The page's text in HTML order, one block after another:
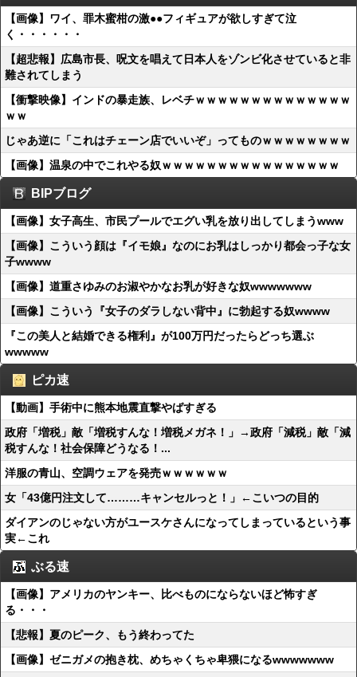
【画像】ワイ、罪木蜜柑の激●●フィギュアが欲しすぎて泣
く・・・・・・
【超悲報】広島市長、呪文を唱えて日本人をゾンビ化させていると非
難されてしまう
【衝撃映像】インドの暴走族、レベチｗｗｗｗｗｗｗｗｗｗｗｗｗｗ
ｗｗ
じゃあ逆に「これはチェーン店でいいぞ」ってものｗｗｗｗｗｗｗｗ
【画像】温泉の中でこれやる奴ｗｗｗｗｗｗｗｗｗｗｗｗｗｗｗｗ
BIPブログ
【画像】女子高生、市民プールでエグい乳を放り出してしまうwww
【画像】こういう顔は『イモ娘』なのにお乳はしっかり都会っ子な女
子wwww
【画像】道重さゆみのお淑やかなお乳が好きな奴wwwwwww
【画像】こういう『女子のダラしない背中』に勃起する奴wwww
『この美人と結婚できる権利』が100万円だったらどっち選ぶ
wwwww
ピカ速
【動画】手術中に熊本地震直撃やばすぎる
政府「増税」敵「増税すんな！増税メガネ！」→政府「減税」敵「減
税すんな！社会保障どうなる！...
洋服の青山、空調ウェアを発売ｗｗｗｗｗｗ
女「43億円注文して………キャンセルっと！」←こいつの目的
ダイアンのじゃない方がユースケさんになってしまっているという事
実←これ
ぶる速
【画像】アメリカのヤンキー、比べものにならないほど怖すぎ
る・・・
【悲報】夏のピーク、もう終わってた
【画像】ゼニガメの抱き枕、めちゃくちゃ卑猥になるwwwwwww